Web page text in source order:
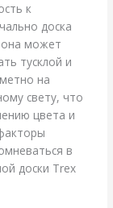
к
доска
она может
тусклой и
на
свету, что
цвета и
в
доски Trex